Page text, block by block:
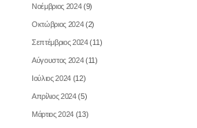
Νοέμβριος 2024(9)
Οκτώβριος 2024(2)
Σεπτέμβριος 2024(11)
Αύγουστος 2024(11)
Ιούλιος 2024 (12)
Απρίλιος 2024(5)
Μάρτιος 2024 (13)